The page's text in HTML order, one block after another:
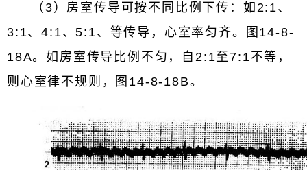
（3）房室传导可按不同比例下传：如2:1、
3:1、4:1、5:1、等传导，心室率匀齐。图14-8-
18A。如房室传导比例不匀，自2:1至7:1不等，
则心室律不规则，图14-8-18B。